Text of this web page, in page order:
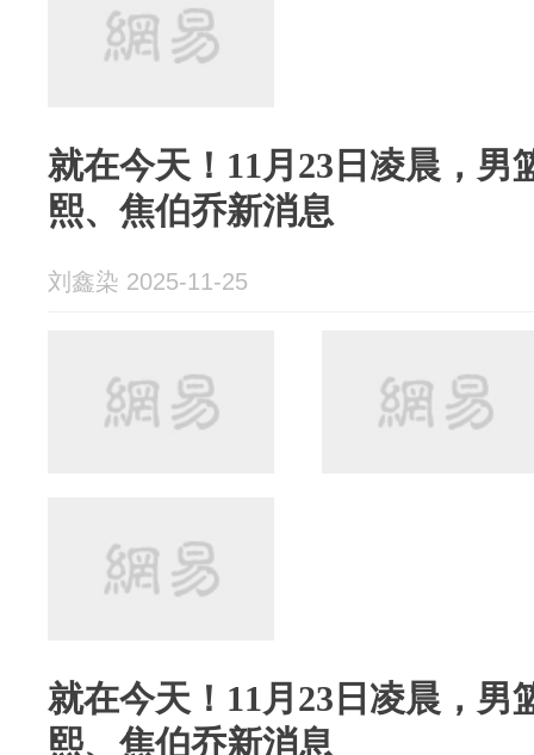
就在今天！11月23日凌晨，男
熙、焦伯乔新消息
刘鑫染 2025-11-25
就在今天！11月23日凌晨，男
熙、焦伯乔新消息